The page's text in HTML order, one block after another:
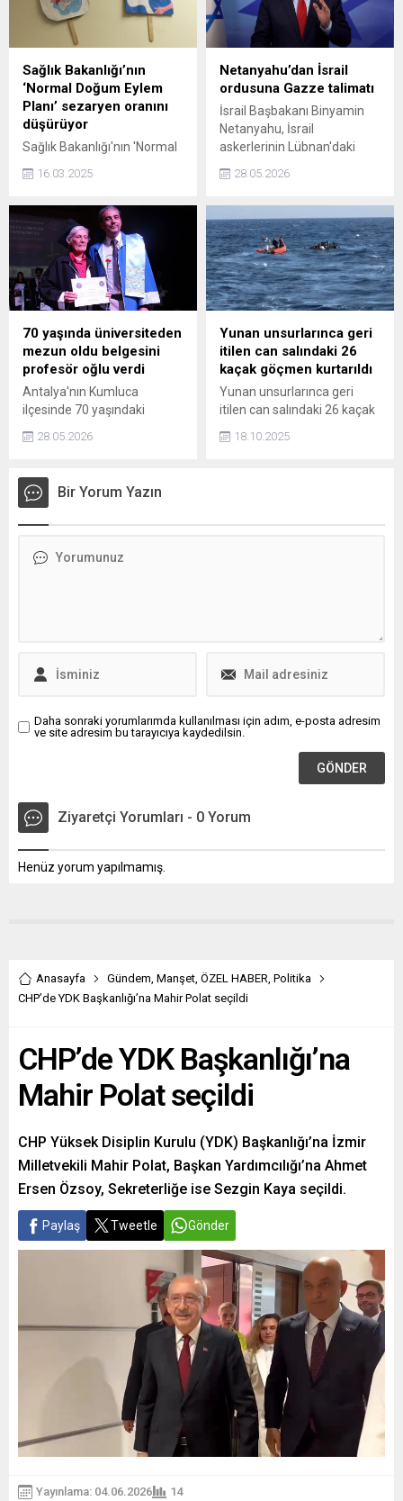
yapabildiğimiz, imkanımız
olan, potansiyelimiz olan
bütün ürünlerde üretimi
artırarak, verimli ve kaliteli
üretimle birlikte kendimize
Sağlık Bakanlığı’nın
‘Normal Doğum Eylem
Planı’ sezaryen oranını
düşürüyor
Sağlık Bakanlığı'nın 'Normal
kapsamında hayata
doğum oranında düşüş
gözlemlendi.
Gaziosmanpaşa Eğitim ve
Araştırma Hastanesi Sağlık
Bakım Hizmetleri Müdürü
Özlem Aydın, Gebe Okulları
ve Ebe Polikliniklerimizi
hizmete almış
bulunmaktayız. Projemiz
başladıktan sonra biz de
hızlı bir şekilde
hastanemizin sosyal
medyasında ve
16.03.2025
Netanyahu’dan İsrail
ordusuna Gazze talimatı
İsrail Başbakanı Binyamin
Netanyahu, İsrail
askerlerinin Lübnan'daki
girerek işgali genişlettiğini
28.05.2026
70 yaşında üniversiteden
mezun oldu belgesini
profesör oğlu verdi
Antalya'nın Kumluca
ilçesinde 70 yaşındaki
okuma hayalini gerçeğe
sonra sınava girip kazandığı
yüksekokuldan mezun
belgesini profesör olan oğlu
28.05.2026
Yunan unsurlarınca geri
itilen can salındaki 26
kaçak göçmen kurtarıldı
Yunan unsurlarınca geri
itilen can salındaki 26 kaçak
18.10.2025
Bir Yorum Yazın
Daha sonraki yorumlarımda kullanılması için adım, e-posta adresim
ve site adresim bu tarayıcıya kaydedilsin.
Ziyaretçi Yorumları - 0 Yorum
Henüz yorum yapılmamış.
Anasayfa Gündem, Manşet, ÖZEL HABER, Politika
CHP’de YDK Başkanlığı’na Mahir Polat seçildi
CHP’de YDK Başkanlığı’na
Mahir Polat seçildi
CHP Yüksek Disiplin Kurulu (YDK) Başkanlığı’na İzmir
Milletvekili Mahir Polat, Başkan Yardımcılığı’na Ahmet
Ersen Özsoy, Sekreterliğe ise Sezgin Kaya seçildi.
Paylaş Tweetle Gönder
Yayınlama: 04.06.2026 14